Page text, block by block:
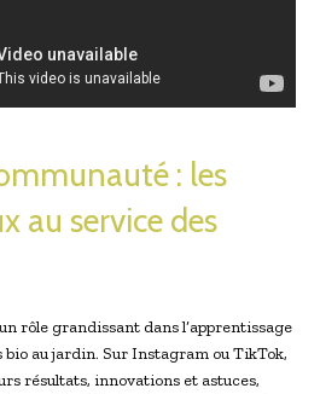
: les
au service des
rôle grandissant dans l’apprentissage
au jardin. Sur Instagram ou TikTok,
résultats, innovations et astuces,